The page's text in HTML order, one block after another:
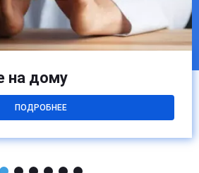
на дому
ПОДРОБНЕЕ